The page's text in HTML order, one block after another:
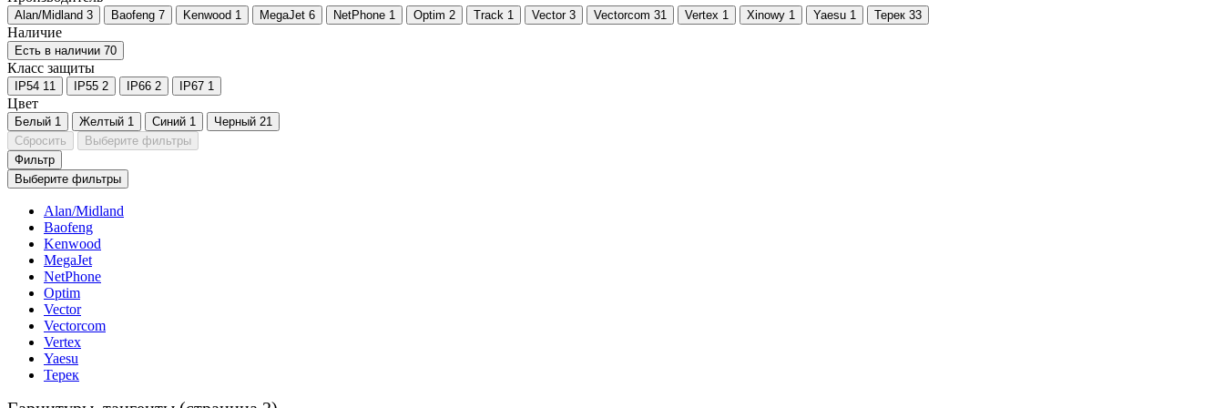
Alan/Midland 3 Baofeng 7 Kenwood 1 MegaJet 6 NetPhone 1 Optim 2 Track 1 Vector 3 Vectorcom 31 Vertex 1 Xinowy 1 Yaesu 1 Терек 33
Наличие
Есть в наличии 70
Класс защиты
IP54 11 IP55 2 IP66 2 IP67 1
Цвет
Белый 1 Желтый 1 Синий 1 Черный 21
Сбросить
Выберите фильтры
Фильтр
Выберите фильтры
Alan/Midland
Baofeng
Kenwood
MegaJet
NetPhone
Optim
Vector
Vectorcom
Vertex
Yaesu
Терек